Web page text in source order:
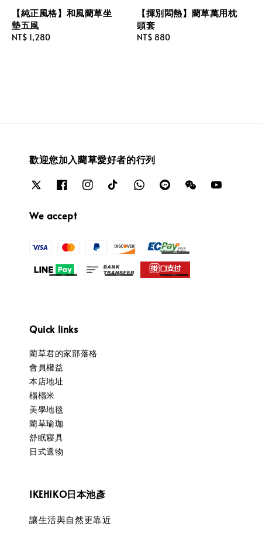
【純正風格】和風藺草坐
墊五風
Regular
NT$ 1,280
【揮別悶熱】藺草萬用枕
頭套
Regular
NT$ 880
歡迎您加入藺草愛好者的行列
We accept
Quick links
藺草君的家部落格
會員權益
本店地址
榻榻米
美學地毯
藺草瑜珈
舒眠寢具
日式選物
IKEHIKO日本池彥
讓生活與自然更靠近